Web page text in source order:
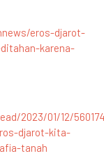
eros-djarot-
karena-
2023/01/12/
djarot-kita-
tanah